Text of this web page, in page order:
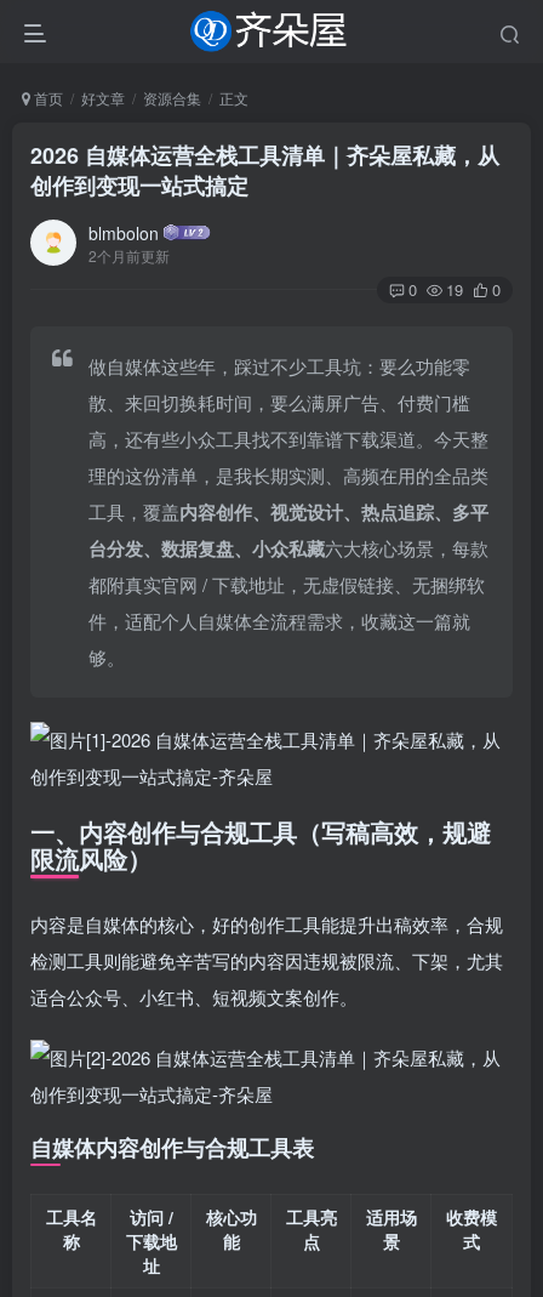
首页 好文章 资源合集 正文
2026 自媒体运营全栈工具清单｜齐朵屋私藏，从
创作到变现一站式搞定
blmbolon
2个月前更新
0 19 0
做自媒体这些年，踩过不少工具坑：要么功能零
散、来回切换耗时间，要么满屏广告、付费门槛
高，还有些小众工具找不到靠谱下载渠道。今天整
理的这份清单，是我长期实测、高频在用的全品类
工具，覆盖内容创作、视觉设计、热点追踪、多平
台分发、数据复盘、小众私藏六大核心场景，每款
都附真实官网 / 下载地址，无虚假链接、无捆绑软
件，适配个人自媒体全流程需求，收藏这一篇就
够。
一、内容创作与合规工具（写稿高效，规避
限流风险）
内容是自媒体的核心，好的创作工具能提升出稿效率，合规
检测工具则能避免辛苦写的内容因违规被限流、下架，尤其
适合公众号、小红书、短视频文案创作。
自媒体内容创作与合规工具表
工具名
称
访问 /
下载地
址
核心功
能
工具亮
点
适用场
景
收费模
式